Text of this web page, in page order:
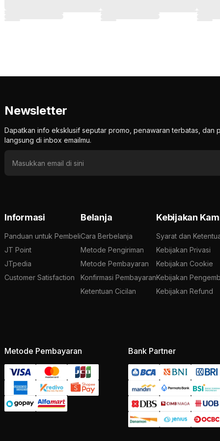
Newsletter
Dapatkan info eksklusif seputar promo, penawaran terbatas, dan
langsung di inbox emailmu.
Informasi
Panduan untuk Pembeli
JT Point
JTpedia
Customer Satisfaction
Belanja
Cara Berbelanja
Metode Pengiriman
Metode Pembayaran
Konfirmasi Pembayaran
Ketentuan Cicilan
Kebijakan
Syarat dan
Kebijakan Privasi
Kebijakan Cookie
Kebijakan
Kebijakan Refund
Metode Pembayaran Bank Partner